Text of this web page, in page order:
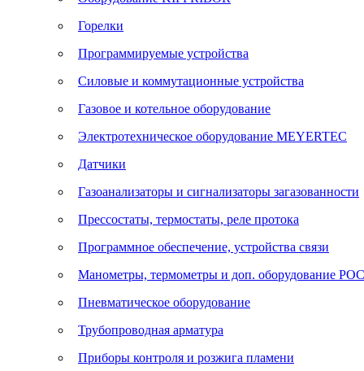
Горелки
Программируемые устройства
Силовые и коммутационные устройства
Газовое и котельное оборудование
Электротехническое оборудование MEYERTEC
Датчики
Газоанализаторы и сигнализаторы загазованности
Прессостаты, термостаты, реле протока
Программное обеспечение, устройства связи
Манометры, термометры и доп. оборудование
Пневматическое оборудование
Трубопроводная арматура
Приборы контроля и розжига пламени